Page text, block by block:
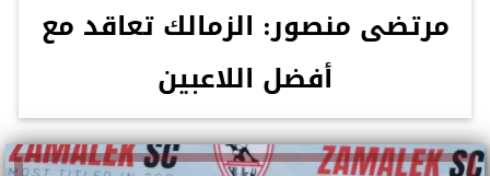
مرتضى منصور: الزمالك تعاقد مع
أفضل اللاعبين